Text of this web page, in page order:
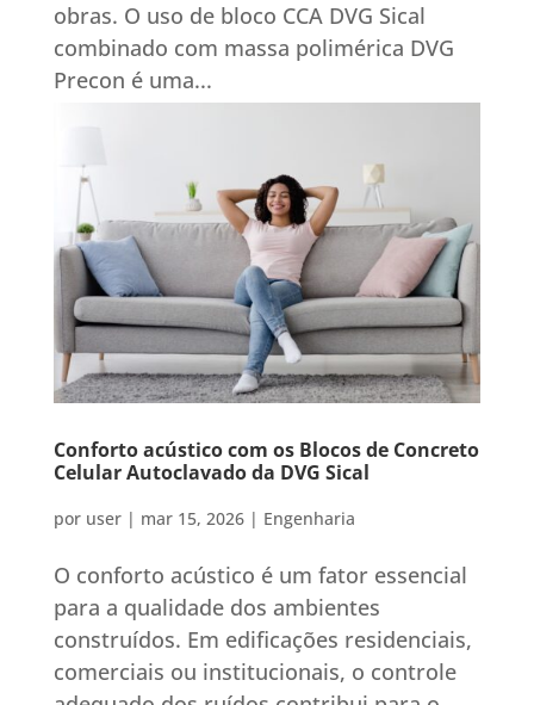
obras. O uso de bloco CCA DVG Sical
combinado com massa polimérica DVG
Precon é uma...
Conforto acústico com os Blocos de Concreto
Celular Autoclavado da DVG Sical
por user| mar 15, 2026| Engenharia
O conforto acústico é um fator essencial
para a qualidade dos ambientes
construídos. Em edificações residenciais,
comerciais ou institucionais, o controle